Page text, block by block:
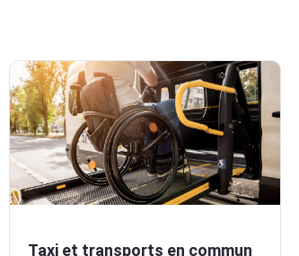
Taxi et transports en commun